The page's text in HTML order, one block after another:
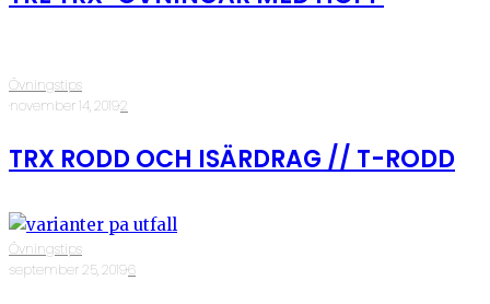
Övningstips
·november 14, 2019·2
TRX RODD OCH ISÄRDRAG // T-RODD
Övningstips
·september 25, 2019·6